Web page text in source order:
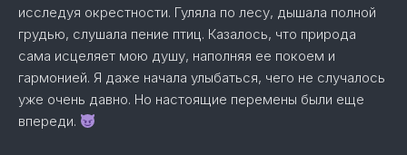
исследуя окрестности. Гуляла по лесу, дышала полной
грудью, слушала пение птиц. Казалось, что природа
сама исцеляет мою душу, наполняя ее покоем и
гармонией. Я даже начала улыбаться, чего не случалось
уже очень давно. Но настоящие перемены были еще
впереди.